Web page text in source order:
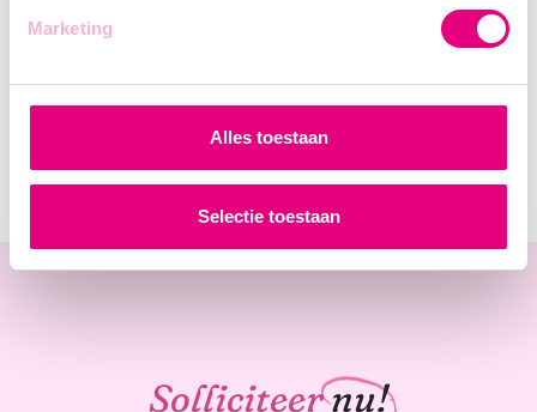
Marketing
Alles toestaan
Selectie toestaan
Solliciteernu!